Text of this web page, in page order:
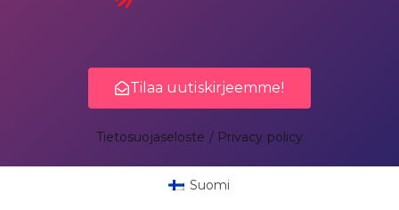
Tilaa uutiskirjeemme!
Tietosuojaseloste / Privacy policy
Suomi